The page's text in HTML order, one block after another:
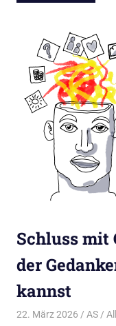
Schluss mit
der
kannst
22. März 2026 AS